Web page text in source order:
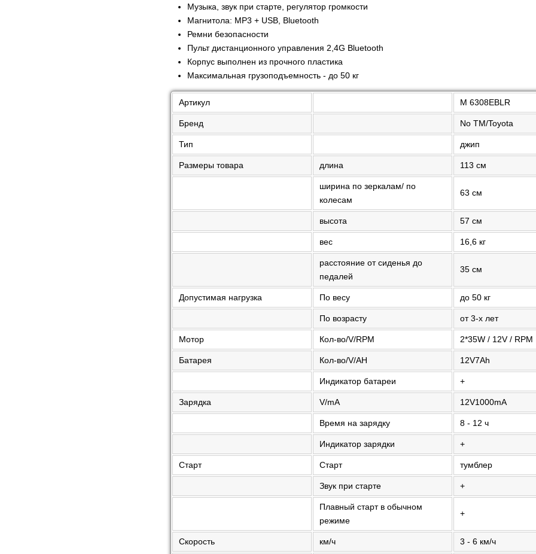
Музыка, звук при старте, регулятор громкости
Магнитола: MP3 + USB, Bluetooth
Ремни безопасности
Пульт дистанционного управления 2,4G Bluetooth
Корпус выполнен из прочного пластика
Максимальная грузоподъемность - до 50 кг
Артикул M 6308EBLR
Бренд No TM/Toyota
Тип джип
Размеры товара длина 113 см
ширина по зеркалам/ по
колесам
63 см
высота 57 см
вес 16,6 кг
расстояние от сиденья до
педалей
35 см
Допустимая нагрузка По весу до 50 кг
По возрасту от 3-х лет
Мотор Кол-во/V/RPM 2*35W / 12V / RPM
Батарея Кол-во/V/AH 12V7Ah
Индикатор батареи +
Зарядка V/mA 12V1000mA
Время на зарядку 8 - 12 ч
Индикатор зарядки +
Старт Старт тумблер
Звук при старте +
Плавный старт в обычном
режиме
+
Скорость км/ч 3 - 6 км/ч